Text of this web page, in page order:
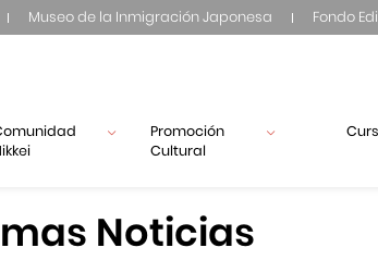
Museo de la Inmigración Japonesa Fondo
Promoción
Cultural
Noticias